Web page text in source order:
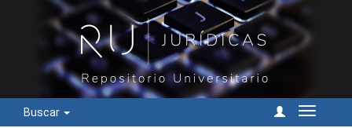
Buscar
Cambiar